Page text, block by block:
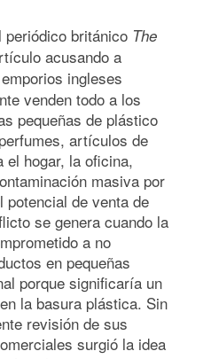
británico The
acusando a
ingleses
venden todo a los
pequeñas de plástico
artículos de
hogar, la oficina,
masiva por
potencial de venta de
se genera cuando la
a no
en pequeñas
porque significaría un
la basura plástica. Sin
revisión de sus
surgió la idea